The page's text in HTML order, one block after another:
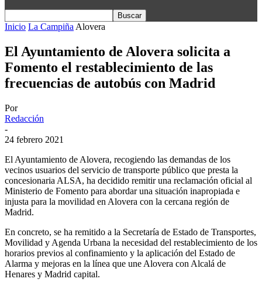
Inicio La Campiña Alovera
El Ayuntamiento de Alovera solicita a
Fomento el restablecimiento de las
frecuencias de autobús con Madrid
Por
Redacción
-
24 febrero 2021
El Ayuntamiento de Alovera, recogiendo las demandas de los
vecinos usuarios del servicio de transporte público que presta la
concesionaria ALSA, ha decidido remitir una reclamación oficial al
Ministerio de Fomento para abordar una situación inapropiada e
injusta para la movilidad en Alovera con la cercana región de
Madrid.
En concreto, se ha remitido a la Secretaría de Estado de Transportes,
Movilidad y Agenda Urbana la necesidad del restablecimiento de los
horarios previos al confinamiento y la aplicación del Estado de
Alarma y mejoras en la línea que une Alovera con Alcalá de
Henares y Madrid capital.